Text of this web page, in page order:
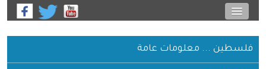
فلسطين ... معلومات عامة